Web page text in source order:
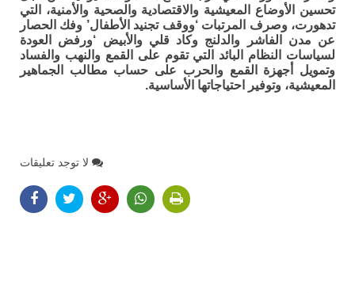
تحسين الأوضاع المعيشية والاقتصادية والصحية والأمنية، التي
تدهورت، وصرف المرتبات ‘ووقف تجنيد الأطفال’ وفك الحصار
عن مدن الفاشر والدلنج وكاد قلي والأبيض ‘ورفض العودة
لسياسات النظام البائد التي تقوم على القمع والنهب والفساد
وتمويل أجهزة القمع والحرب على حساب مطالب الجماهير
المعيشية، وتوفير احتياجاتها الأساسية.
لا توجد تعليقات